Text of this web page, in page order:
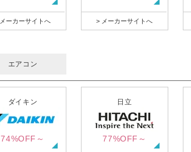
ーカーサイトへ > メーカーサイトへ
エアコン
ダイキン
74%OFF～
日立
77%OFF～